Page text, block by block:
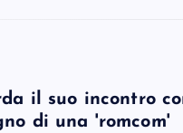
il suo incontro
di una 'romcom'